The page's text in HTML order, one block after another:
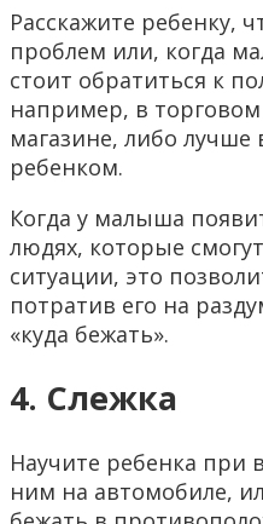
Расскажите ребенку,
проблем или, когда
стоит обратиться к
например, в
магазине, либо лучше
ребенком.
Когда у малыша
людях, которые
ситуации, это
потратив его на
«куда бежать».
4. Слежка
Научите ребенка при
ним на автомобиле,